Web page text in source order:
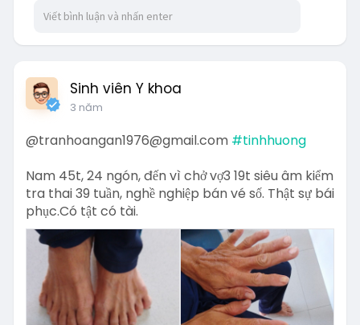
Sinh viên Y khoa
3 năm
@tranhoangan1976@gmail.com #tinhhuong
Nam 45t, 24 ngón, đến vì chở vợ3 19t siêu âm kiểm
tra thai 39 tuần, nghề nghiệp bán vé số. Thật sự bái
phục.Có tật có tài.